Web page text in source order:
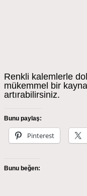
Renkli kalemlerle
mükemmel bir
artırabilirsiniz.
Bunu paylaş:
Pinterest
Bunu beğen: